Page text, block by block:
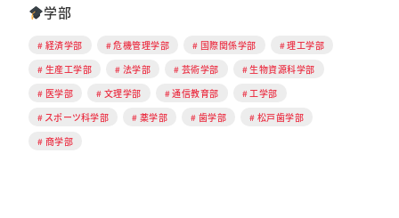
学部
経済学部 危機管理学部 国際関係学部
理工学部
生産工学部
法学部 芸術学部
生物資源科学部
医学部
文理学部 通信教育部
工学部
スポーツ科学部
薬学部 歯学部
松戸歯学部
商学部